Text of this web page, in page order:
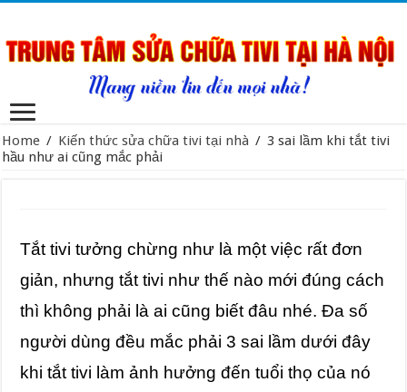
Home / Kiến thức sửa chữa tivi tại nhà / 3 sai lầm khi tắt tivi
hầu như ai cũng mắc phải
Tắt tivi tưởng chừng như là một việc rất đơn
giản, nhưng tắt tivi như thế nào mới đúng cách
thì không phải là ai cũng biết đâu nhé. Đa số
người dùng đều mắc phải 3 sai lầm dưới đây
khi tắt tivi làm ảnh hưởng đến tuổi thọ của nó